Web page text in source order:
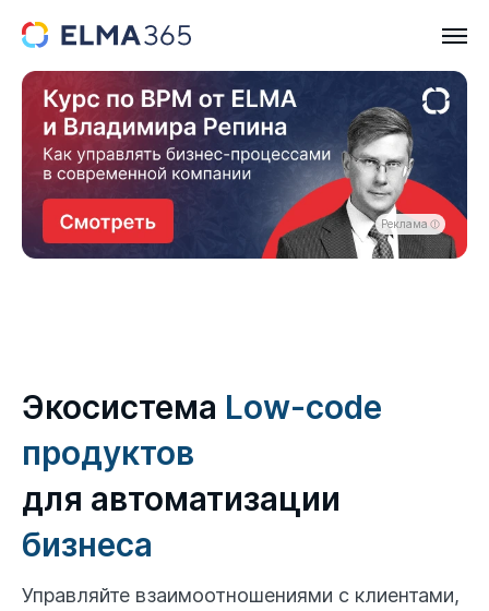
Реклама
Экосистема Low-code
продуктов
для автоматизации
бизнеса
Управляйте взаимоотношениями с клиентами,